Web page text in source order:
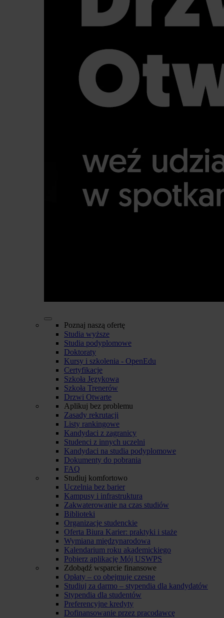
Poznaj naszą ofertę
Studia wyższe
Studia podyplomowe
Doktoraty
Kursy i szkolenia - OpenEdu
Certyfikacje
Szkoła Językowa
Szkoła Trenerów
Drzwi Otwarte
Aplikuj bez problemu
Zasady rekrutacji
Listy rankingowe
Kandydaci z zagranicy
Studenci z innych uczelni
Kandydaci na studia podyplomowe
Dokumenty do pobrania
FAQ
Studiuj komfortowo
Uczelnia bez barier
Kampusy i infrastruktura
Zakwaterowanie na czas studiów
Biblioteki
Organizacje studenckie
Oferta Biura Karier: praktyki i staże
Wymiana międzynarodowa
Kalendarium roku akademickiego
Pobierz aplikację Mój USWPS
Zdobądź wsparcie finansowe
Opłaty – co obejmuje czesne
Studiuj za darmo – stypendia dla kandydatów
Stypendia dla studentów
Preferencyjne kredyty
Dofinansowanie przez pracodawcę